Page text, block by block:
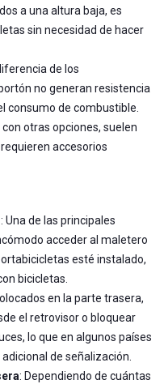
a una altura baja, es
sin necesidad de hacer
de los
no generan resistencia
consumo de combustible.
otras opciones, suelen
accesorios
: Una de las principales
acceder al maletero
esté instalado,
bicicletas.
en la parte trasera,
el retrovisor o bloquear
lo que en algunos países
de señalización.
: Dependiendo de cuántas